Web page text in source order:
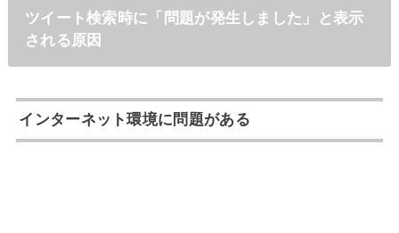
ツイート検索時に「問題が発生しました」と表示
される原因
インターネット環境に問題がある